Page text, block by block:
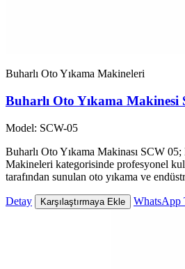
Buharlı Oto Yıkama Makineleri
Buharlı Oto Yıkama Makinesi
Model: SCW-05
Buharlı Oto Yıkama Makinası SCW 05;
Makineleri kategorisinde profesyonel
tarafından sunulan oto yıkama ve
Detay Karşılaştırmaya Ekle WhatsApp